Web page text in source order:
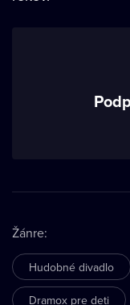
Žánre:
Hudobné divadlo
Dramox pre deti